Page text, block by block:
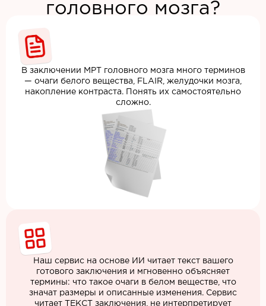
головного мозга?
В заключении МРТ головного мозга много терминов
— очаги белого вещества, FLAIR, желудочки мозга,
накопление контраста. Понять их самостоятельно
сложно.
Наш сервис на основе ИИ читает текст вашего
готового заключения и мгновенно объясняет
термины: что такое очаги в белом веществе, что
значат размеры и описанные изменения. Сервис
читает ТЕКСТ заключения, не интерпретирует